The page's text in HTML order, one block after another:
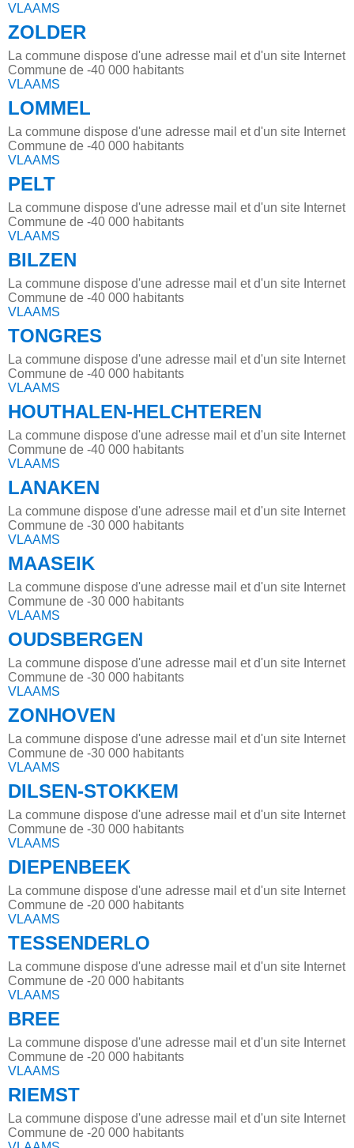
VLAAMS
ZOLDER
La commune dispose d'une adresse mail et d'un site Internet
Commune de -40 000 habitants
VLAAMS
LOMMEL
La commune dispose d'une adresse mail et d'un site Internet
Commune de -40 000 habitants
VLAAMS
PELT
La commune dispose d'une adresse mail et d'un site Internet
Commune de -40 000 habitants
VLAAMS
BILZEN
La commune dispose d'une adresse mail et d'un site Internet
Commune de -40 000 habitants
VLAAMS
TONGRES
La commune dispose d'une adresse mail et d'un site Internet
Commune de -40 000 habitants
VLAAMS
HOUTHALEN-HELCHTEREN
La commune dispose d'une adresse mail et d'un site Internet
Commune de -40 000 habitants
VLAAMS
LANAKEN
La commune dispose d'une adresse mail et d'un site Internet
Commune de -30 000 habitants
VLAAMS
MAASEIK
La commune dispose d'une adresse mail et d'un site Internet
Commune de -30 000 habitants
VLAAMS
OUDSBERGEN
La commune dispose d'une adresse mail et d'un site Internet
Commune de -30 000 habitants
VLAAMS
ZONHOVEN
La commune dispose d'une adresse mail et d'un site Internet
Commune de -30 000 habitants
VLAAMS
DILSEN-STOKKEM
La commune dispose d'une adresse mail et d'un site Internet
Commune de -30 000 habitants
VLAAMS
DIEPENBEEK
La commune dispose d'une adresse mail et d'un site Internet
Commune de -20 000 habitants
VLAAMS
TESSENDERLO
La commune dispose d'une adresse mail et d'un site Internet
Commune de -20 000 habitants
VLAAMS
BREE
La commune dispose d'une adresse mail et d'un site Internet
Commune de -20 000 habitants
VLAAMS
RIEMST
La commune dispose d'une adresse mail et d'un site Internet
Commune de -20 000 habitants